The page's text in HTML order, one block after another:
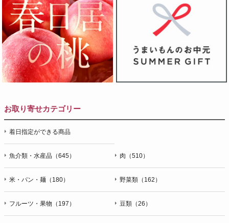
お取り寄せカテゴリー
着日指定ができる商品
魚介類・水産品（645） 肉（510）
米・パン・麺（180） 野菜類（162）
フルーツ・果物（197） 豆類（26）